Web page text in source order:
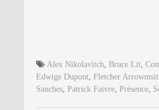
Alex Nikolavitch, Bruce Lit,
Edwige Dupont, Fletcher
Sanches, Patrick Faivre, Présence,